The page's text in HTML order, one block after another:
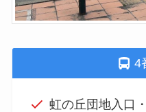
4
虹の丘団地入口